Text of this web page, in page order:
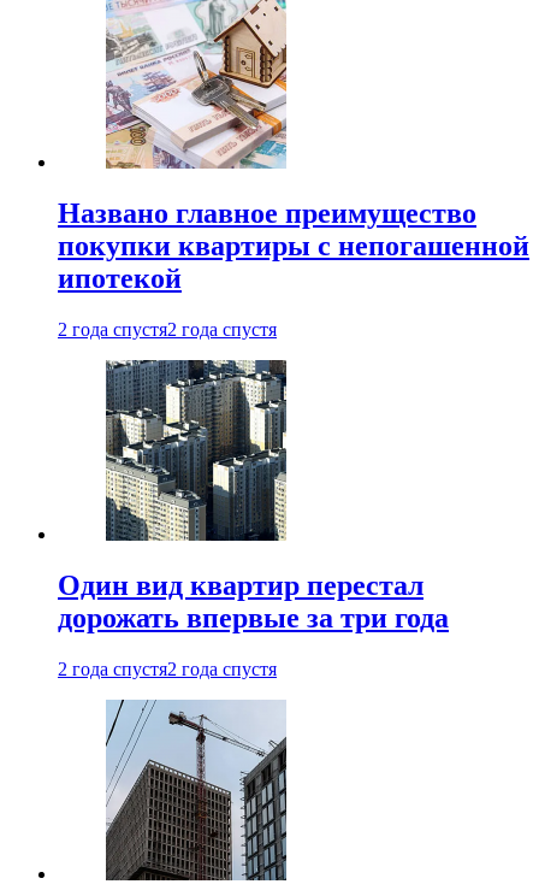
Названо главное преимущество
покупки квартиры с непогашенной
ипотекой
2 года спустя2 года спустя
Один вид квартир перестал
дорожать впервые за три года
2 года спустя2 года спустя